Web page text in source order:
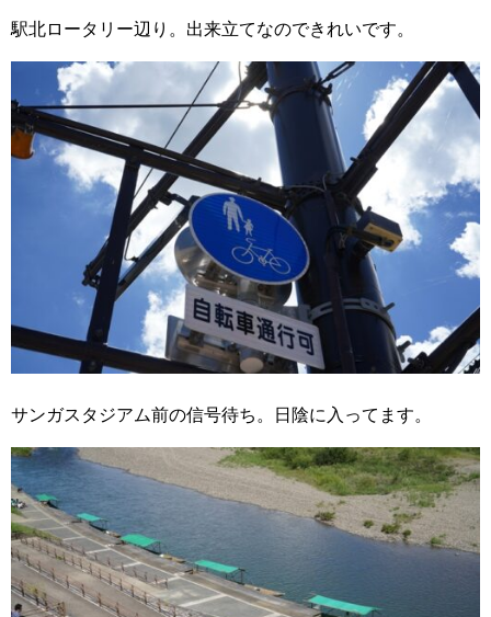
駅北ロータリー辺り。出来立てなのできれいです。
サンガスタジアム前の信号待ち。日陰に入ってます。